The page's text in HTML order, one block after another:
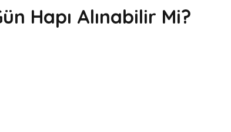
Hapı Alınabilir Mi?